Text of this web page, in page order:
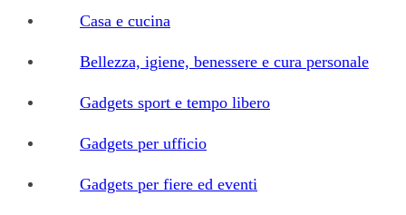
Casa e cucina
Bellezza, igiene, benessere e cura personale
Gadgets sport e tempo libero
Gadgets per ufficio
Gadgets per fiere ed eventi